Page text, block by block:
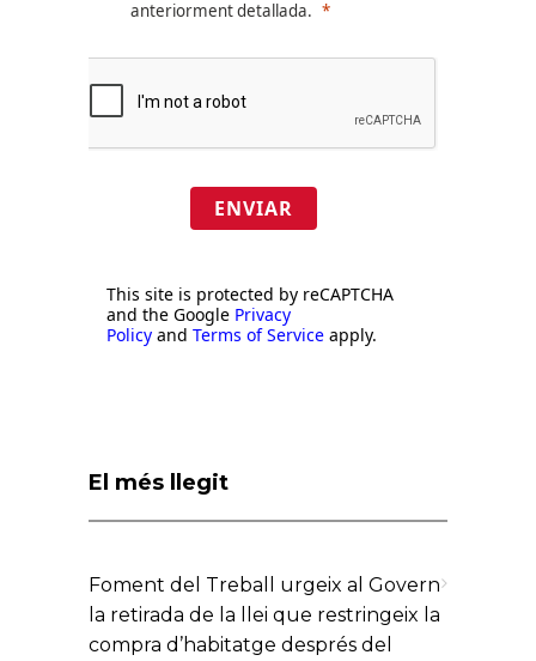
anteriorment detallada.
ENVIAR
This site is protected by reCAPTCHA
and the Google Privacy
Policy and Terms of Service apply.
El més llegit
Foment del Treball urgeix al Govern
la retirada de la llei que restringeix la
compra d’habitatge després del